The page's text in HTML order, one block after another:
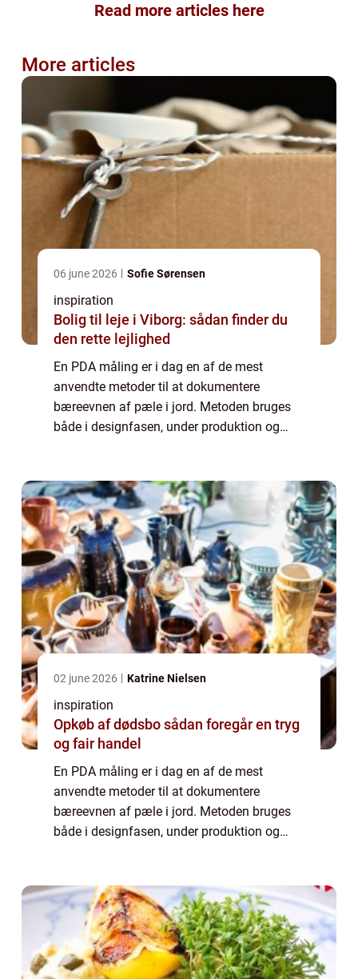
Read more articles here
More articles
06 june 2026 Sofie Sørensen
inspiration
Bolig til leje i Viborg: sådan finder du
den rette lejlighed
En PDA måling er i dag en af de mest
anvendte metoder til at dokumentere
bæreevnen af pæle i jord. Metoden bruges
både i designfasen, under produktion og
sikkerhed stramm...
02 june 2026 Katrine Nielsen
inspiration
Opkøb af dødsbo sådan foregår en tryg
og fair handel
En PDA måling er i dag en af de mest
anvendte metoder til at dokumentere
bæreevnen af pæle i jord. Metoden bruges
både i designfasen, under produktion og
sikkerhed stramm...